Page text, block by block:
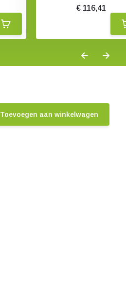
€ 116,41
Toevoegen aan winkelwagen